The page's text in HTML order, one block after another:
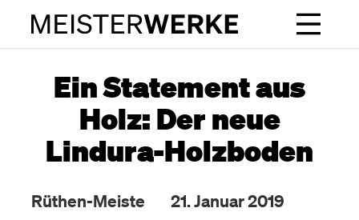
Ein Statement aus
Holz: Der neue
Lindura-Holzboden
Rüthen-Meiste
21. Januar 2019